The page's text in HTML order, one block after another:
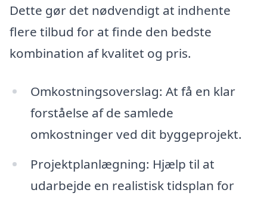
Dette gør det nødvendigt at indhente
flere tilbud for at finde den bedste
kombination af kvalitet og pris.
Omkostningsoverslag: At få en klar
forståelse af de samlede
omkostninger ved dit byggeprojekt.
Projektplanlægning: Hjælp til at
udarbejde en realistisk tidsplan for